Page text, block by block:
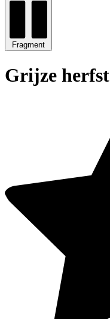
Fragment
Grijze herfst